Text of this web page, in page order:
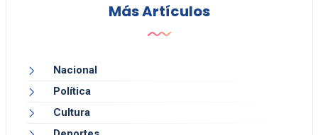
Más Artículos
Nacional
Política
Cultura